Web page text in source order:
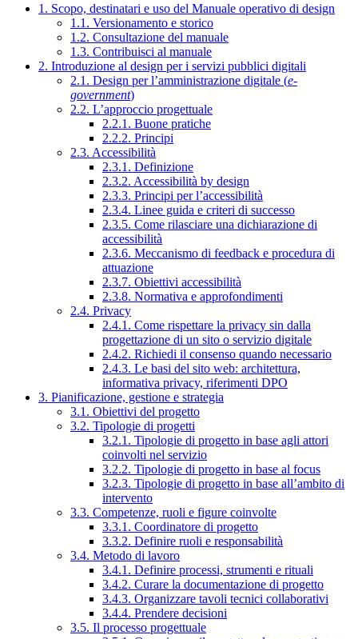
1. Scopo, destinatari e uso del Manuale operativo di design
1.1. Versionamento e storico
1.2. Consultazione del manuale
1.3. Contribuisci al manuale
2. Introduzione al design per i servizi pubblici digitali
2.1. Design per l’amministrazione digitale (e-
government)
2.2. L’approccio progettuale
2.2.1. Buone pratiche
2.2.2. Principi
2.3. Accessibilità
2.3.1. Definizione
2.3.2. Accessibilità by design
2.3.3. Principi per l’accessibilità
2.3.4. Linee guida e criteri di successo
2.3.5. Come rilasciare una dichiarazione di
accessibilità
2.3.6. Meccanismo di feedback e procedura di
attuazione
2.3.7. Obiettivi accessibilità
2.3.8. Normativa e approfondimenti
2.4. Privacy
2.4.1. Come rispettare la privacy sin dalla
progettazione di un sito o servizio digitale
2.4.2. Richiedi il consenso quando necessario
2.4.3. Le basi del sito web: architettura,
informativa privacy, riferimenti DPO
3. Pianificazione, gestione e strategia
3.1. Obiettivi del progetto
3.2. Tipologie di progetti
3.2.1. Tipologie di progetto in base agli attori
coinvolti nel servizio
3.2.2. Tipologie di progetto in base al focus
3.2.3. Tipologie di progetto in base all’ambito di
intervento
3.3. Competenze, ruoli e figure coinvolte
3.3.1. Coordinatore di progetto
3.3.2. Definire ruoli e responsabilità
3.4. Metodo di lavoro
3.4.1. Definire processi, strumenti e rituali
3.4.2. Curare la documentazione di progetto
3.4.3. Organizzare tavoli tecnici collaborativi
3.4.4. Prendere decisioni
3.5. Il processo progettuale